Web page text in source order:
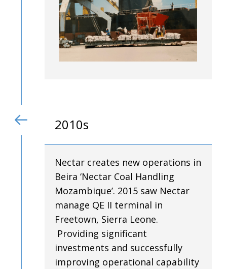
2010s
Nectar creates new operations in
Beira ‘Nectar Coal Handling
Mozambique’. 2015 saw Nectar
manage QE II terminal in
Freetown, Sierra Leone.
Providing significant
investments and successfully
improving operational capability